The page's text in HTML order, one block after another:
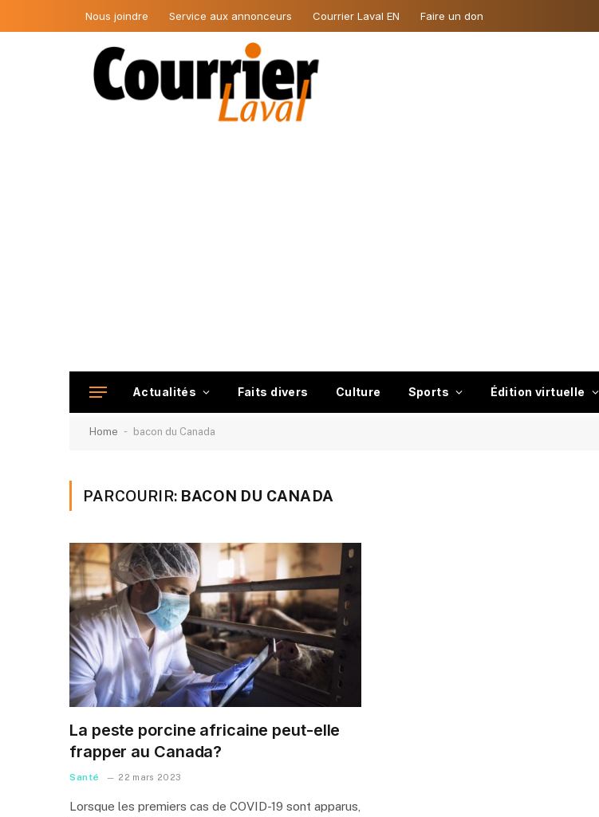
Nous joindre Service aux annonceurs Courrier Laval EN Faire un don
Actualités Faits divers Culture Sports Édition virtuelle
Home - bacon du Canada
PARCOURIR: BACON DU CANADA
La peste porcine africaine peut-elle
frapper au Canada?
Santé 22 mars 2023
Lorsque les premiers cas de COVID-19 sont apparus,